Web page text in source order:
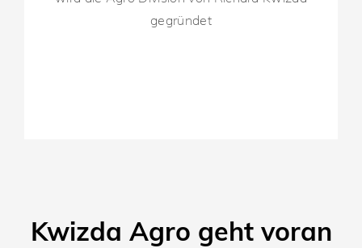
gegründet
Kwizda Agro geht voran